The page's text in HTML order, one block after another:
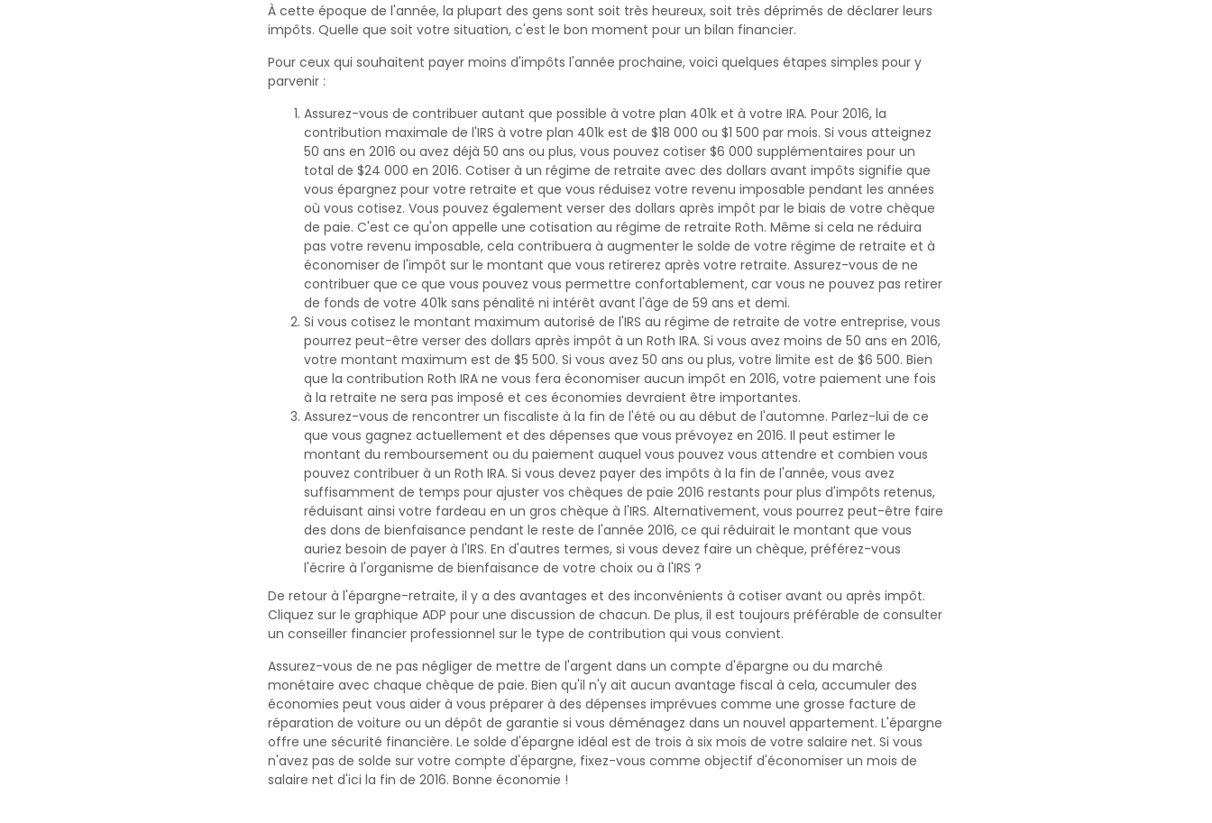
À cette époque de l'année, la plupart des gens sont soit très heureux, soit très déprimés de déclarer leurs
impôts. Quelle que soit votre situation, c'est le bon moment pour un bilan financier.
Pour ceux qui souhaitent payer moins d'impôts l'année prochaine, voici quelques étapes simples pour y
parvenir :
Assurez-vous de contribuer autant que possible à votre plan 401k et à votre IRA. Pour 2016, la
contribution maximale de l'IRS à votre plan 401k est de $18 000 ou $1 500 par mois. Si vous atteignez
50 ans en 2016 ou avez déjà 50 ans ou plus, vous pouvez cotiser $6 000 supplémentaires pour un
total de $24 000 en 2016. Cotiser à un régime de retraite avec des dollars avant impôts signifie que
vous épargnez pour votre retraite et que vous réduisez votre revenu imposable pendant les années
où vous cotisez. Vous pouvez également verser des dollars après impôt par le biais de votre chèque
de paie. C'est ce qu'on appelle une cotisation au régime de retraite Roth. Même si cela ne réduira
pas votre revenu imposable, cela contribuera à augmenter le solde de votre régime de retraite et à
économiser de l'impôt sur le montant que vous retirerez après votre retraite. Assurez-vous de ne
contribuer que ce que vous pouvez vous permettre confortablement, car vous ne pouvez pas retirer
de fonds de votre 401k sans pénalité ni intérêt avant l'âge de 59 ans et demi.
Si vous cotisez le montant maximum autorisé de l'IRS au régime de retraite de votre entreprise, vous
pourrez peut-être verser des dollars après impôt à un Roth IRA. Si vous avez moins de 50 ans en 2016,
votre montant maximum est de $5 500. Si vous avez 50 ans ou plus, votre limite est de $6 500. Bien
que la contribution Roth IRA ne vous fera économiser aucun impôt en 2016, votre paiement une fois
à la retraite ne sera pas imposé et ces économies devraient être importantes.
Assurez-vous de rencontrer un fiscaliste à la fin de l'été ou au début de l'automne. Parlez-lui de ce
que vous gagnez actuellement et des dépenses que vous prévoyez en 2016. Il peut estimer le
montant du remboursement ou du paiement auquel vous pouvez vous attendre et combien vous
pouvez contribuer à un Roth IRA. Si vous devez payer des impôts à la fin de l'année, vous avez
suffisamment de temps pour ajuster vos chèques de paie 2016 restants pour plus d'impôts retenus,
réduisant ainsi votre fardeau en un gros chèque à l'IRS. Alternativement, vous pourrez peut-être faire
des dons de bienfaisance pendant le reste de l'année 2016, ce qui réduirait le montant que vous
auriez besoin de payer à l'IRS. En d'autres termes, si vous devez faire un chèque, préférez-vous
l'écrire à l'organisme de bienfaisance de votre choix ou à l'IRS ?
De retour à l'épargne-retraite, il y a des avantages et des inconvénients à cotiser avant ou après impôt.
Cliquez sur le graphique ADP pour une discussion de chacun. De plus, il est toujours préférable de consulter
un conseiller financier professionnel sur le type de contribution qui vous convient.
Assurez-vous de ne pas négliger de mettre de l'argent dans un compte d'épargne ou du marché
monétaire avec chaque chèque de paie. Bien qu'il n'y ait aucun avantage fiscal à cela, accumuler des
économies peut vous aider à vous préparer à des dépenses imprévues comme une grosse facture de
réparation de voiture ou un dépôt de garantie si vous déménagez dans un nouvel appartement. L'épargne
offre une sécurité financière. Le solde d'épargne idéal est de trois à six mois de votre salaire net. Si vous
n'avez pas de solde sur votre compte d'épargne, fixez-vous comme objectif d'économiser un mois de
salaire net d'ici la fin de 2016. Bonne économie !